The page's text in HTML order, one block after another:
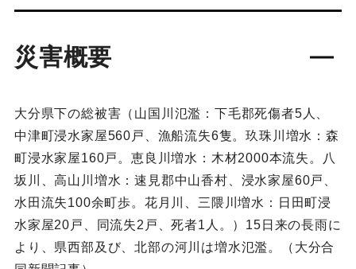
災害概要
大分県下の総被害（山国川氾濫：下毛郡死傷者5人、
中津町浸水家屋560戸、漁船流失6隻。玖珠川増水：森
町浸水家屋160戸。恵良川増水：木材2000本流失。八
坂川、高山川増水：速見郡中山香村、浸水家屋60戸、
水田流失100余町歩。花月川、三隈川増水：日田町浸
水家屋20戸、同流失2戸、死者1人。）15日来の長雨に
より、県西部及び、北部の河川は増水氾濫。（大分合